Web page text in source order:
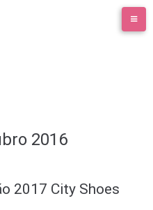
2016
2017 City Shoes